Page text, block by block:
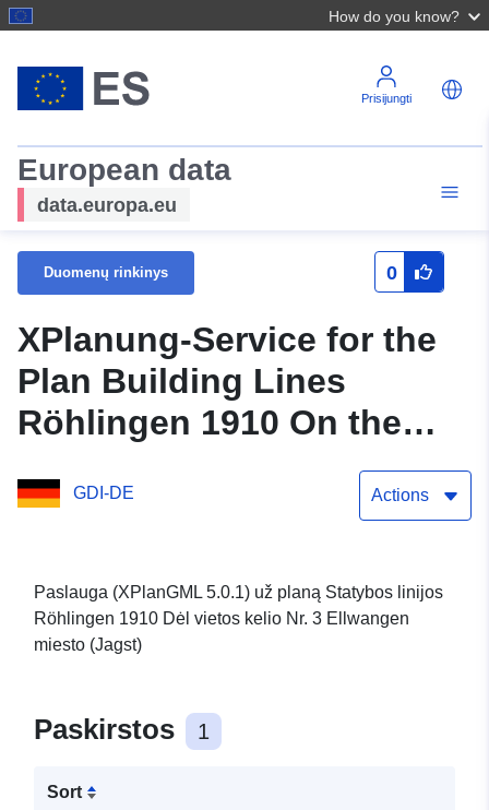
How do you know?
Prisijungti
European data
data.europa.eu
Duomenų rinkinys 0
XPlanung-Service for the
Plan Building Lines
Röhlingen 1910 On the
road No. 3 (XPlanGML
5.0.1) Dainų žodžiai, dainų
GDI-DE Actions
Paslauga (XPlanGML 5.0.1) už planą Statybos linijos
Röhlingen 1910 Dėl vietos kelio Nr. 3 Ellwangen
miesto (Jagst)
Paskirstos 1
Sort